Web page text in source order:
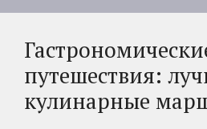
путешествия:
кулинарные